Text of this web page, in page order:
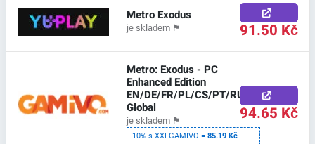
Metro Exodus
je skladem 🏴 91.50 Kč
Metro: Exodus - PC
Enhanced Edition
EN/DE/FR/PL/CS/PT/RU/ES
Global
je skladem 🏴
-10% s XXLGAMIVO =85.19 Kč
94.65 Kč